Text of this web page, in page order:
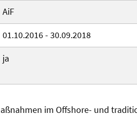
AiF
01.10.2016 - 30.09.2018
ja
im Offshore- und